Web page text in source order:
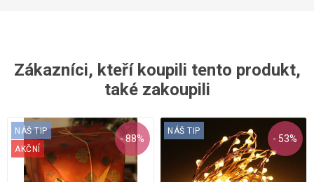
Zákazníci, kteří koupili tento produkt,
také zakoupili
- 88%
NÁŠ TIP
AKČNÍ
- 53%
NÁŠ TIP